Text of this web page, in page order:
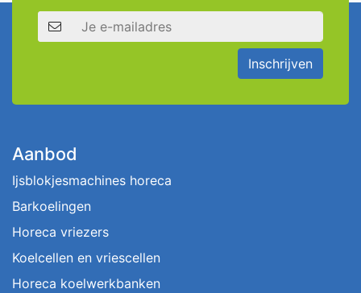
E-mailadres
Inschrijven
Aanbod
Ijsblokjesmachines horeca
Barkoelingen
Horeca vriezers
Koelcellen en vriescellen
Horeca koelwerkbanken